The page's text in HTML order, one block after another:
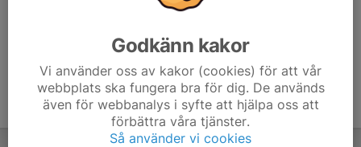
Godkänn kakor
Vi använder oss av kakor (cookies) för att vår
webbplats ska fungera bra för dig. De används
även för webbanalys i syfte att hjälpa oss att
förbättra våra tjänster.
Så använder vi cookies